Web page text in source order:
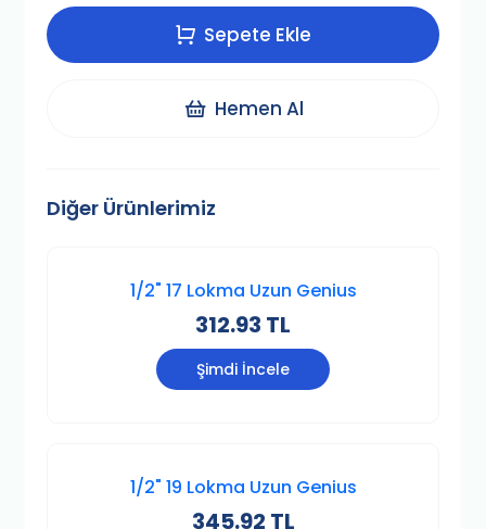
Sepete Ekle
Hemen Al
Diğer Ürünlerimiz
1/2" 17 Lokma Uzun Genius
312.93 TL
Şimdi İncele
1/2" 19 Lokma Uzun Genius
345.92 TL